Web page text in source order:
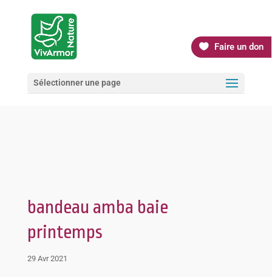
Faire un don
Sélectionner une page
bandeau amba baie
printemps
29 Avr 2021